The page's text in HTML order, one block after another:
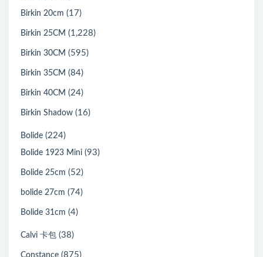
Birkin 20cm (17)
Birkin 25CM (1,228)
Birkin 30CM (595)
Birkin 35CM (84)
Birkin 40CM (24)
Birkin Shadow (16)
Bolide (224)
Bolide 1923 Mini (93)
Bolide 25cm (52)
bolide 27cm (74)
Bolide 31cm (4)
Calvi 卡包 (38)
Constance (875)